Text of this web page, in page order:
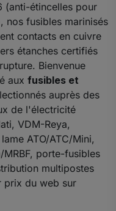
(anti-étincelles pour
nos fusibles marinisés
contacts en cuivre
étanches certifiés
Bienvenue
aux fusibles et
auprès des
de l'électricité
VDM-Reya,
ATO/ATC/Mini,
porte-fusibles
multipostes
prix du web sur